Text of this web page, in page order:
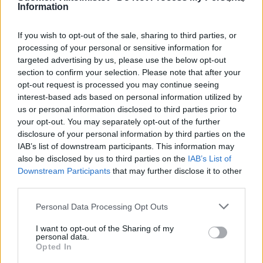
Information
If you wish to opt-out of the sale, sharing to third parties, or
processing of your personal or sensitive information for
targeted advertising by us, please use the below opt-out
section to confirm your selection. Please note that after your
opt-out request is processed you may continue seeing
interest-based ads based on personal information utilized by
us or personal information disclosed to third parties prior to
your opt-out. You may separately opt-out of the further
disclosure of your personal information by third parties on the
IAB’s list of downstream participants. This information may
also be disclosed by us to third parties on the IAB’s List of
Downstream Participants that may further disclose it to other
Please note that this website/app uses one or more Google
not limited to your visit or usage behaviour. You may click to
grant or deny consent to Google and its third-party tags to
use your data for below specified purposes in below Google
Personal Data Processing Opt Outs
I want to opt-out of the Sharing of my
personal data.
Opted In
Suomi
Englanti
Ruotsi
Norja
Tanska
Yhtiökoko
Suuret
Keskikokoiset
Pienet
Yhtiömuodot